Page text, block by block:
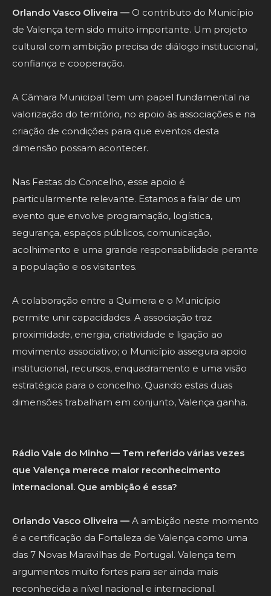
Orlando Vasco Oliveira — O contributo do Município
de Valença tem sido muito importante. Um projeto
cultural com ambição precisa de diálogo institucional,
confiança e cooperação.
A Câmara Municipal tem um papel fundamental na
valorização do território, no apoio às associações e na
criação de condições para que eventos desta
dimensão possam acontecer.
Nas Festas do Concelho, esse apoio é
particularmente relevante. Estamos a falar de um
evento que envolve programação, logística,
segurança, espaços públicos, comunicação,
acolhimento e uma grande responsabilidade perante
a população e os visitantes.
A colaboração entre a Quimera e o Município
permite unir capacidades. A associação traz
proximidade, energia, criatividade e ligação ao
movimento associativo; o Município assegura apoio
institucional, recursos, enquadramento e uma visão
estratégica para o concelho. Quando estas duas
dimensões trabalham em conjunto, Valença ganha.
Rádio Vale do Minho — Tem referido várias vezes
que Valença merece maior reconhecimento
internacional. Que ambição é essa?
Orlando Vasco Oliveira — A ambição neste momento
é a certificação da Fortaleza de Valença como uma
das 7 Novas Maravilhas de Portugal. Valença tem
argumentos muito fortes para ser ainda mais
reconhecida a nível nacional e internacional.